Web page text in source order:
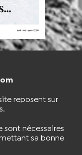
reposent sur
sont nécessaires
sa bonne
BOUTIQUE